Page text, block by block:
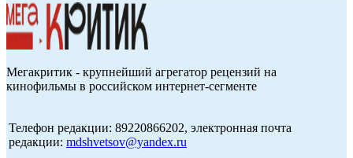
Мегакритик - крупнейший агрегатор рецензий на
кинофильмы в российском интернет-сегменте
Телефон редакции: 89220866202, электронная почта
редакции: mdshvetsov@yandex.ru